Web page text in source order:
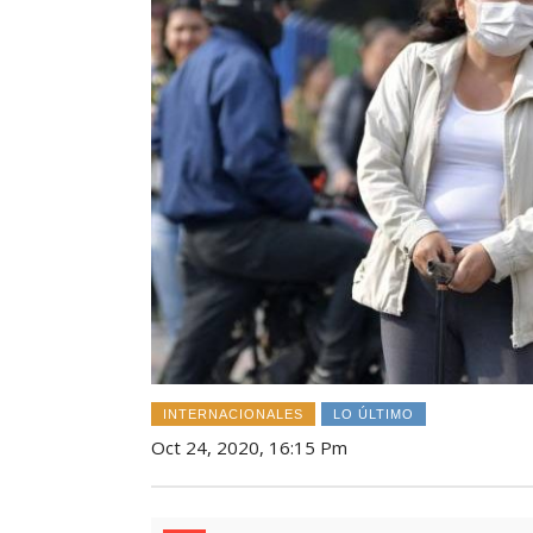
INTERNACIONALES LO ÚLTIMO
Oct 24, 2020, 16:15 Pm